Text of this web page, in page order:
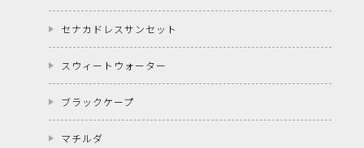
セナカドレスサンセット
スウィートウォーター
ブラックケープ
マチルダ